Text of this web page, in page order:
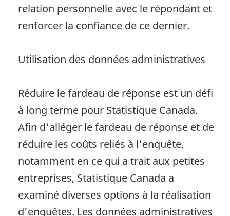
relation personnelle avec le répondant et
renforcer la confiance de ce dernier.
Utilisation des données administratives
Réduire le fardeau de réponse est un défi
à long terme pour Statistique Canada.
Afin d'alléger le fardeau de réponse et de
réduire les coûts reliés à l'enquête,
notamment en ce qui a trait aux petites
entreprises, Statistique Canada a
examiné diverses options à la réalisation
d'enquêtes. Les données administratives